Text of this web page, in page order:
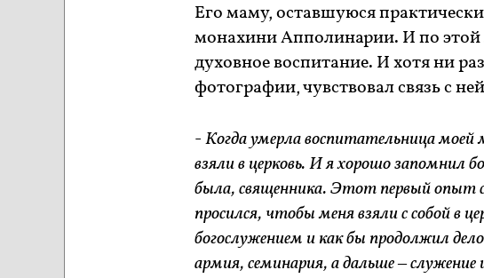
Его маму, оставшуюся
монахини Апполинарии. И по этой
духовное воспитание. И хотя ни
фотографии, чувствовал связь с
-Когда умерла воспитательница
взяли в церковь. И я хорошо запомнил
была, священника. Этот первый опыт
просился, чтобы меня взяли с собой в
богослужением и как бы продолжил
армия, семинария, а дальше – служение